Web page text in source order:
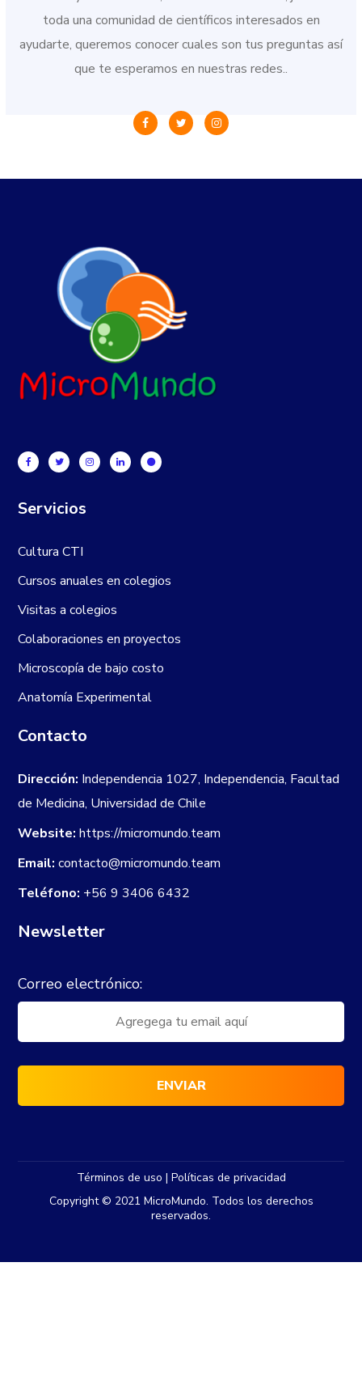
toda una comunidad de científicos interesados en
ayudarte, queremos conocer cuales son tus preguntas así
que te esperamos en nuestras redes..
Servicios
Cultura CTI
Cursos anuales en colegios
Visitas a colegios
Colaboraciones en proyectos
Microscopía de bajo costo
Anatomía Experimental
Contacto
Dirección: Independencia 1027, Independencia, Facultad
de Medicina, Universidad de Chile
Website: https://micromundo.team
Email: contacto@micromundo.team
Teléfono: +56 9 3406 6432
Newsletter
Correo electrónico:
Términos de uso | Políticas de privacidad
Copyright © 2021 MicroMundo. Todos los derechos
reservados.